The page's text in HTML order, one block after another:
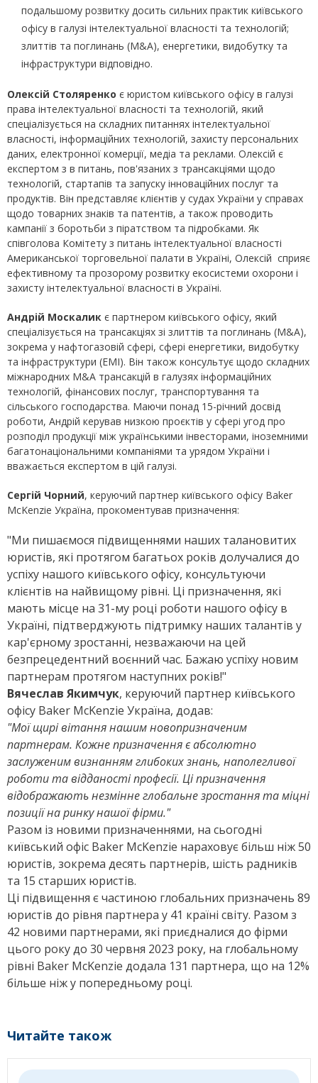
подальшому розвитку досить сильних практик київського
офісу в галузі інтелектуальної власності та технологій;
злиттів та поглинань (M&A), енергетики, видобутку та
інфраструктури відповідно.
Олексій Столяренко є юристом київського офісу в галузі
права інтелектуальної власності та технологій, який
спеціалізується на складних питаннях інтелектуальної
власності, інформаційних технологій, захисту персональних
даних, електронної комерції, медіа та реклами. Олексій є
експертом з в питань, пов'язаних з трансакціями щодо
технологій, стартапів та запуску інноваційних послуг та
продуктів. Він представляє клієнтів у судах України у справах
щодо товарних знаків та патентів, а також проводить
кампанії з боротьби з піратством та підробками. Як
співголова Комітету з питань інтелектуальної власності
Американської торговельної палати в Україні, Олексій сприяє
ефективному та прозорому розвитку екосистеми охорони і
захисту інтелектуальної власності в Україні.
Андрій Москалик є партнером київського офісу, який
спеціалізується на трансакціях зі злиттів та поглинань (M&A),
зокрема у нафтогазовій сфері, сфері енергетики, видобутку
та інфраструктури (EMI). Він також консультує щодо складних
міжнародних M&A трансакцій в галузях інформаційних
технологій, фінансових послуг, транспортування та
сільського господарства. Маючи понад 15-річний досвід
роботи, Андрій керував низкою проєктів у сфері угод про
розподіл продукції між українськими інвесторами, іноземними
багатонаціональними компаніями та урядом України і
вважається експертом в цій галузі.
Сергій Чорний, керуючий партнер київського офісу Baker
McKenzie Україна, прокоментував призначення:
"Ми пишаємося підвищеннями наших талановитих
юристів, які протягом багатьох років долучалися до
успіху нашого київського офісу, консультуючи
клієнтів на найвищому рівні. Ці призначення, які
мають місце на 31-му році роботи нашого офісу в
Україні, підтверджують підтримку наших талантів у
кар'єрному зростанні, незважаючи на цей
безпрецедентний воєнний час. Бажаю успіху новим
партнерам протягом наступних років!"
Вячеслав Якимчук, керуючий партнер київського
офісу Baker McKenzie Україна, додав:
"Мої щирі вітання нашим новопризначеним
партнерам. Кожне призначення є абсолютно
заслуженим визнанням глибоких знань, наполегливої
роботи та відданості професії. Ці призначення
відображають незмінне глобальне зростання та міцні
позиції на ринку нашої фірми."
Разом із новими призначеннями, на сьогодні
київський офіс Baker McKenzie нараховує більш ніж 50
юристів, зокрема десять партнерів, шість радників
та 15 старших юристів.
Ці підвищення є частиною глобальних призначень 89
юристів до рівня партнера у 41 країні світу. Разом з
42 новими партнерами, які приєдналися до фірми
цього року до 30 червня 2023 року, на глобальному
рівні Baker McKenzie додала 131 партнера, що на 12%
більше ніж у попередньому році.
Читайте також